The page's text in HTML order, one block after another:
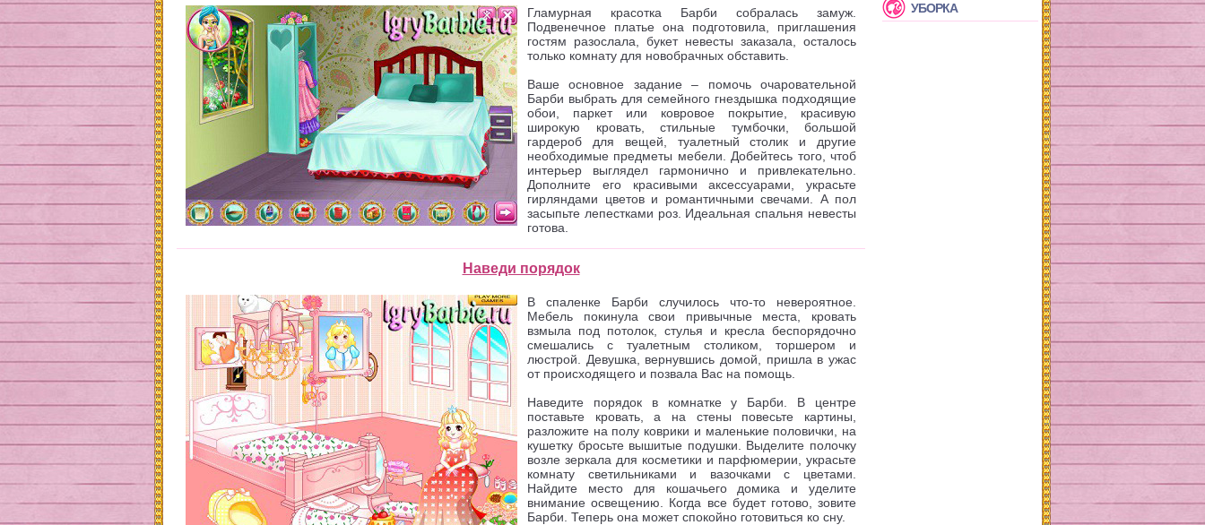
Гламурная красотка Барби собралась замуж.
Подвенечное платье она подготовила, приглашения
гостям разослала, букет невесты заказала, осталось
только комнату для новобрачных обставить.
Ваше основное задание – помочь очаровательной
Барби выбрать для семейного гнездышка подходящие
обои, паркет или ковровое покрытие, красивую
широкую кровать, стильные тумбочки, большой
гардероб для вещей, туалетный столик и другие
необходимые предметы мебели. Добейтесь того, чтоб
интерьер выглядел гармонично и привлекательно.
Дополните его красивыми аксессуарами, украсьте
гирляндами цветов и романтичными свечами. А пол
засыпьте лепестками роз. Идеальная спальня невесты
готова.
Наведи порядок
В спаленке Барби случилось что-то невероятное.
Мебель покинула свои привычные места, кровать
взмыла под потолок, стулья и кресла беспорядочно
смешались с туалетным столиком, торшером и
люстрой. Девушка, вернувшись домой, пришла в ужас
от происходящего и позвала Вас на помощь.
Наведите порядок в комнатке у Барби. В центре
поставьте кровать, а на стены повесьте картины,
разложите на полу коврики и маленькие половички, на
кушетку бросьте вышитые подушки. Выделите полочку
возле зеркала для косметики и парфюмерии, украсьте
комнату светильниками и вазочками с цветами.
Найдите место для кошачьего домика и уделите
внимание освещению. Когда все будет готово, зовите
Барби. Теперь она может спокойно готовиться ко сну.
УБОРКА